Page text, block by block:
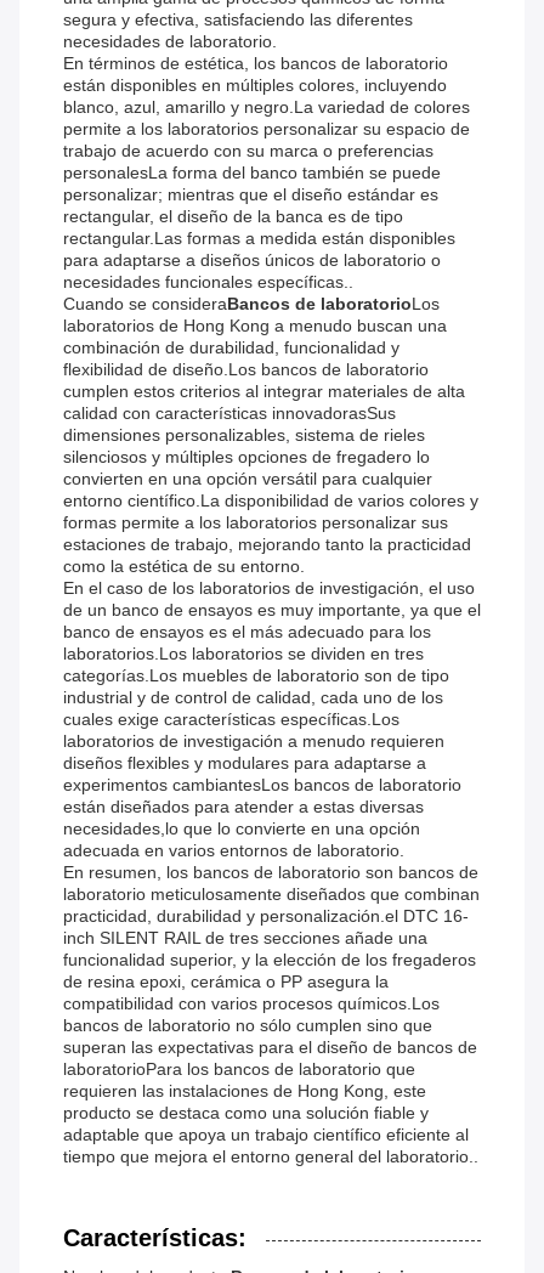
segura y efectiva, satisfaciendo las diferentes
necesidades de laboratorio.
En términos de estética, los bancos de laboratorio
están disponibles en múltiples colores, incluyendo
blanco, azul, amarillo y negro.La variedad de colores
permite a los laboratorios personalizar su espacio de
trabajo de acuerdo con su marca o preferencias
personalesLa forma del banco también se puede
personalizar; mientras que el diseño estándar es
rectangular, el diseño de la banca es de tipo
rectangular.Las formas a medida están disponibles
para adaptarse a diseños únicos de laboratorio o
necesidades funcionales específicas..
Cuando se consideraBancos de laboratorioLos
laboratorios de Hong Kong a menudo buscan una
combinación de durabilidad, funcionalidad y
flexibilidad de diseño.Los bancos de laboratorio
cumplen estos criterios al integrar materiales de alta
calidad con características innovadorasSus
dimensiones personalizables, sistema de rieles
silenciosos y múltiples opciones de fregadero lo
convierten en una opción versátil para cualquier
entorno científico.La disponibilidad de varios colores y
formas permite a los laboratorios personalizar sus
estaciones de trabajo, mejorando tanto la practicidad
como la estética de su entorno.
En el caso de los laboratorios de investigación, el uso
de un banco de ensayos es muy importante, ya que el
banco de ensayos es el más adecuado para los
laboratorios.Los laboratorios se dividen en tres
categorías.Los muebles de laboratorio son de tipo
industrial y de control de calidad, cada uno de los
cuales exige características específicas.Los
laboratorios de investigación a menudo requieren
diseños flexibles y modulares para adaptarse a
experimentos cambiantesLos bancos de laboratorio
están diseñados para atender a estas diversas
necesidades,lo que lo convierte en una opción
adecuada en varios entornos de laboratorio.
En resumen, los bancos de laboratorio son bancos de
laboratorio meticulosamente diseñados que combinan
practicidad, durabilidad y personalización.el DTC 16-
inch SILENT RAIL de tres secciones añade una
funcionalidad superior, y la elección de los fregaderos
de resina epoxi, cerámica o PP asegura la
compatibilidad con varios procesos químicos.Los
bancos de laboratorio no sólo cumplen sino que
superan las expectativas para el diseño de bancos de
laboratorioPara los bancos de laboratorio que
requieren las instalaciones de Hong Kong, este
producto se destaca como una solución fiable y
adaptable que apoya un trabajo científico eficiente al
tiempo que mejora el entorno general del laboratorio..
Características: